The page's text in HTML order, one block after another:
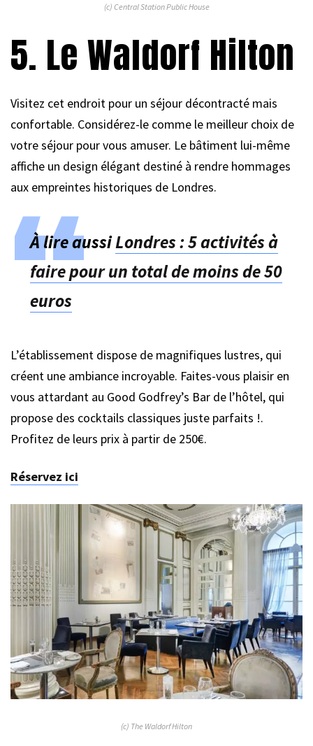
(c) Central Station Public House
5. Le Waldorf Hilton
Visitez cet endroit pour un séjour décontracté mais
confortable. Considérez-le comme le meilleur choix de
votre séjour pour vous amuser. Le bâtiment lui-même
affiche un design élégant destiné à rendre hommages
aux empreintes historiques de Londres.
À lire aussiLondres : 5 activités à
faire pour un total de moins de 50
euros
L’établissement dispose de magnifiques lustres, qui
créent une ambiance incroyable. Faites-vous plaisir en
vous attardant au Good Godfrey’s Bar de l’hôtel, qui
propose des cocktails classiques juste parfaits !.
Profitez de leurs prix à partir de 250€.
Réservez ici
(c) The Waldorf Hilton